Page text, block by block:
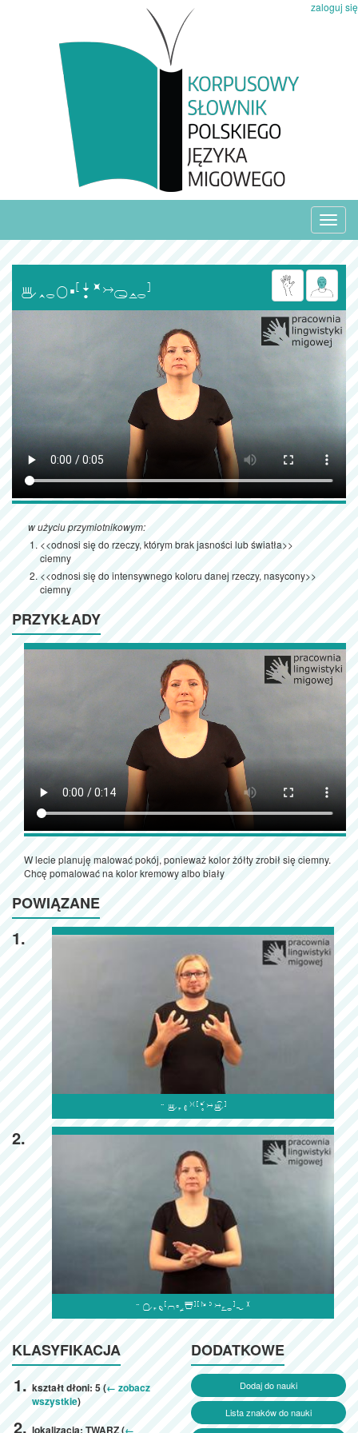
zaloguj się

w użyciu przymiotnikowym:
<<odnosi się do rzeczy, którym brak jasności lub światła>>
ciemny
<<odnosi się do intensywnego koloru danej rzeczy, nasycony>>
ciemny
PRZYKŁADY
W lecie planuję malować pokój, ponieważ kolor żółty zrobił się ciemny.
Chcę pomalować na kolor kremowy albo biały
POWIĄZANE
1.

2.

KLASYFIKACJA
kształt dłoni: 5 (← zobacz
wszystkie)
lokalizacja: TWARZ (←
DODATKOWE
Dodaj do nauki
Lista znaków do nauki